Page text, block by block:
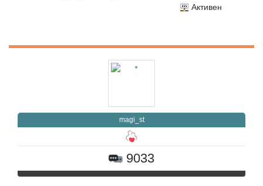
Активен
magi_st
9033